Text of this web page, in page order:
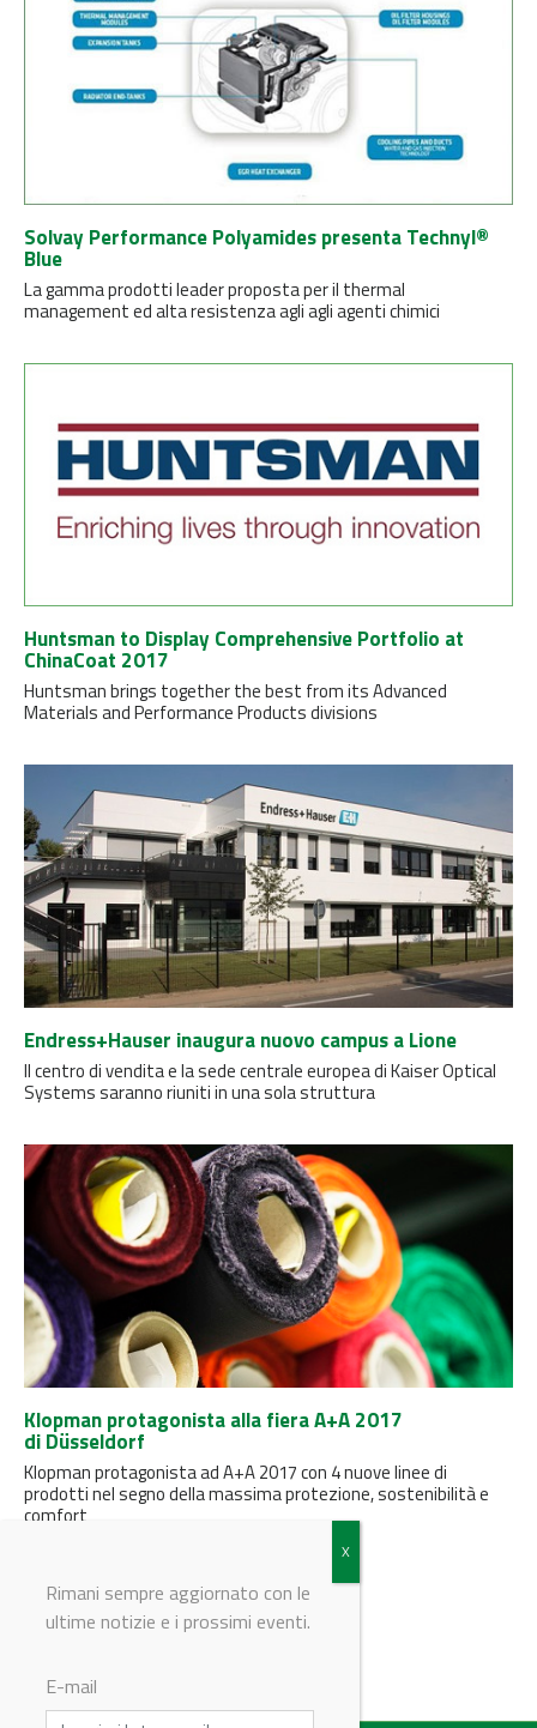
Solvay Performance Polyamides presenta Technyl®
Blue
La gamma prodotti leader proposta per il thermal
management ed alta resistenza agli agli agenti chimici
Huntsman to Display Comprehensive Portfolio at
ChinaCoat 2017
Huntsman brings together the best from its Advanced
Materials and Performance Products divisions
Endress+Hauser inaugura nuovo campus a Lione
Il centro di vendita e la sede centrale europea di Kaiser Optical
Systems saranno riuniti in una sola struttura
Klopman protagonista alla fiera A+A 2017
di Düsseldorf
Klopman protagonista ad A+A 2017 con 4 nuove linee di
prodotti nel segno della massima protezione, sostenibilità e
comfort
1 2 >
Rimani sempre aggiornato con le
ultime notizie e i prossimi eventi.
E-mail